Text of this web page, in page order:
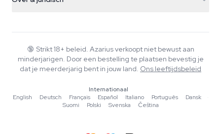
+31(0)204897914
Retourbeleid
Veelgestelde vragen
Privacybeleid
Wiki
Muziek
Redactionele normen
Tools & Calculators
🔞 Strikt 18+ beleid. Azarius verkoopt niet bewust aan
minderjarigen. Door een bestelling te plaatsen bevestig je
dat je meerderjarig bent in jouw land. Ons leeftijdsbeleid
Internationaal
English
·Deutsch ·Français ·Español ·Italiano ·Português ·Dansk
·
Suomi
·Polski ·Svenska ·Čeština